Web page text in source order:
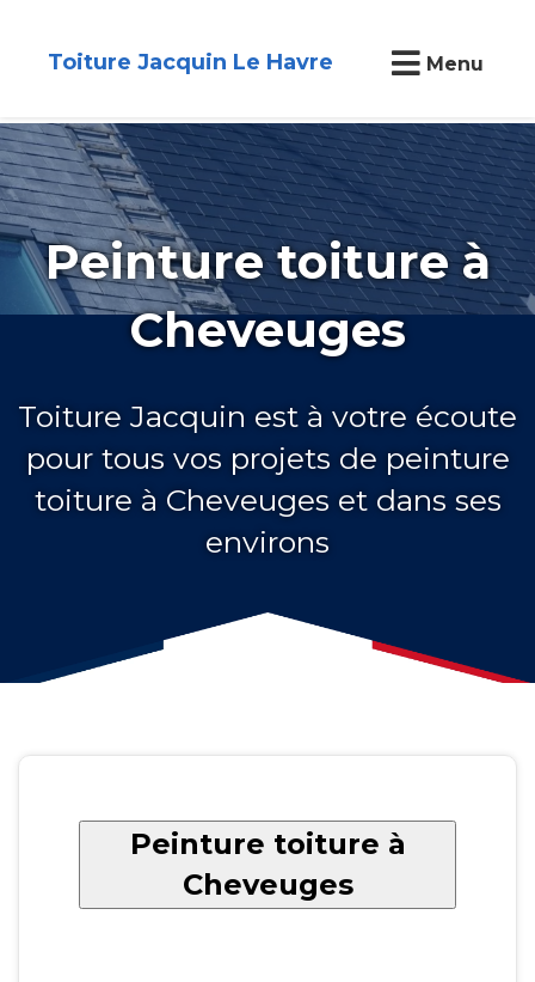
Toiture Jacquin Le Havre Menu
Peinture toiture à
Cheveuges
Toiture Jacquin est à votre écoute
pour tous vos projets de peinture
toiture à Cheveuges et dans ses
environs
Peinture toiture à
Cheveuges